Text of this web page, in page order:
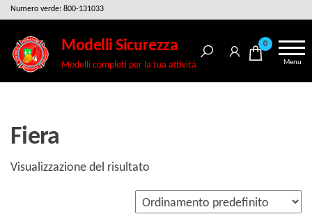
Salta
vai
contenuto
Numero verde: 800-131033
Modelli Sicurezza
Modelli completi per la tua attività
0
Menu
Fiera
Visualizzazione del risultato